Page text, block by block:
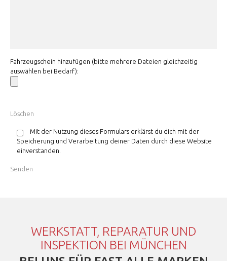
Fahrzeugschein hinzufügen (bitte mehrere Dateien gleichzeitig
auswählen bei Bedarf):
Mit der Nutzung dieses Formulars erklärst du dich mit der
Speicherung und Verarbeitung deiner Daten durch diese Website
einverstanden.
WERKSTATT, REPARATUR UND
INSPEKTION BEI MÜNCHEN